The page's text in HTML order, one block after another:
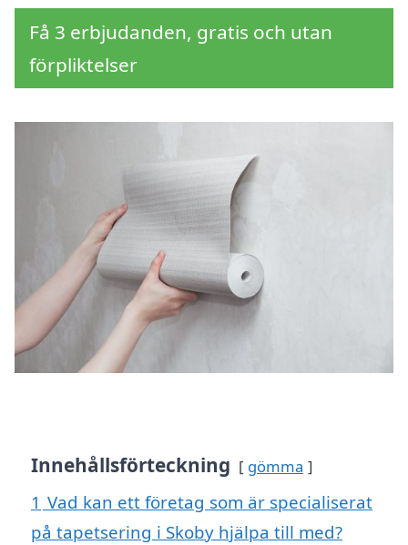
Få 3 erbjudanden, gratis och utan
förpliktelser
Innehållsförteckning gömma
1 Vad kan ett företag som är specialiserat
på tapetsering i Skoby hjälpa till med?